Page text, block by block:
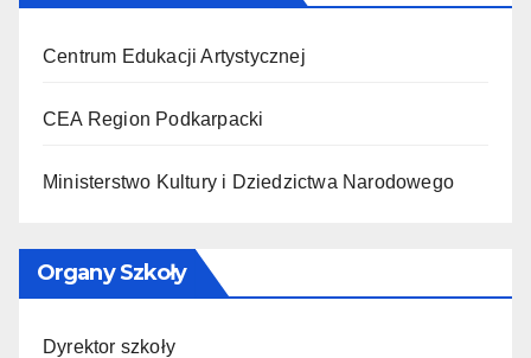
Centrum Edukacji Artystycznej
CEA Region Podkarpacki
Ministerstwo Kultury i Dziedzictwa Narodowego
Organy Szkoły
Dyrektor szkoły